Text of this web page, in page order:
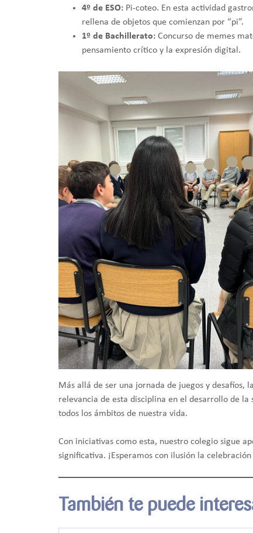
4º de ESO: Pi-coteo. En esta actividad
rellena de objetos que comienzan por “pi”.
1º de Bachillerato: Concurso de memes
pensamiento crítico y la expresión digital.
Más allá de ser una jornada de juegos y
relevancia de esta disciplina en el desarrollo de
todos los ámbitos de nuestra vida.
Con iniciativas como esta, nuestro colegio sigue
significativa. ¡Esperamos con ilusión la
También te puede